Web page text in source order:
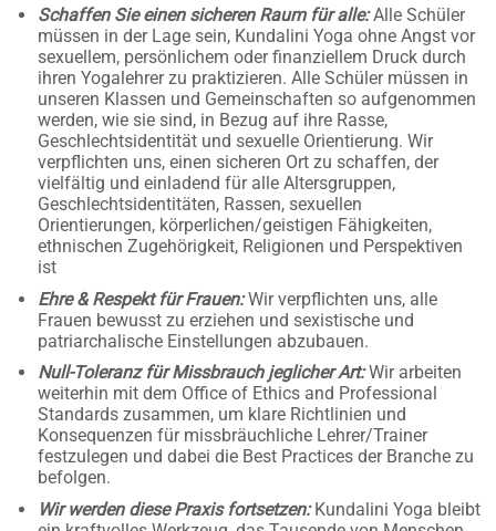
Schaffen Sie einen sicheren Raum für alle:Alle Schüler
müssen in der Lage sein, Kundalini Yoga ohne Angst vor
sexuellem, persönlichem oder finanziellem Druck durch
ihren Yogalehrer zu praktizieren. Alle Schüler müssen in
unseren Klassen und Gemeinschaften so aufgenommen
werden, wie sie sind, in Bezug auf ihre Rasse,
Geschlechtsidentität und sexuelle Orientierung. Wir
verpflichten uns, einen sicheren Ort zu schaffen, der
vielfältig und einladend für alle Altersgruppen,
Geschlechtsidentitäten, Rassen, sexuellen
Orientierungen, körperlichen/geistigen Fähigkeiten,
ethnischen Zugehörigkeit, Religionen und Perspektiven
ist
Ehre & Respekt für Frauen:Wir verpflichten uns, alle
Frauen bewusst zu erziehen und sexistische und
patriarchalische Einstellungen abzubauen.
Null-Toleranz für Missbrauch jeglicher Art:Wir arbeiten
weiterhin mit dem Office of Ethics and Professional
Standards zusammen, um klare Richtlinien und
Konsequenzen für missbräuchliche Lehrer/Trainer
festzulegen und dabei die Best Practices der Branche zu
befolgen.
Wir werden diese Praxis fortsetzen:Kundalini Yoga bleibt